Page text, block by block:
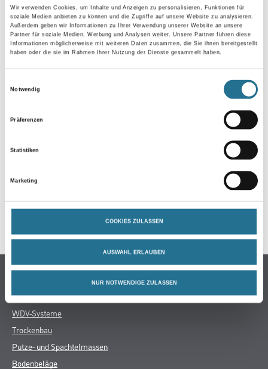
Wir verwenden Cookies, um Inhalte und Anzeigen zu personalisieren, Funktionen für
soziale Medien anbieten zu können und die Zugriffe auf unsere Website zu analysieren.
Außerdem geben wir Informationen zu Ihrer Verwendung unserer Website an unsere
Partner für soziale Medien, Werbung und Analysen weiter. Unsere Partner führen diese
Informationen möglicherweise mit weiteren Daten zusammen, die Sie ihnen bereitgestellt
haben oder die sie im Rahmen Ihrer Nutzung der Dienste gesammelt haben.
Notwendig
Präferenzen
Statistiken
Marketing
COOKIES ZULASSEN
AUSWAHL ERLAUBEN
NUR NOTWENDIGE ZULASSEN
Umrechnungsfaktoren
PRODUKTEIGENSCHAFTEN
GEFAHRENHINWEISE
Online-Shop
Farbe
WDV-Systeme
Trockenbau
Putze- und Spachtelmassen
Bodenbeläge